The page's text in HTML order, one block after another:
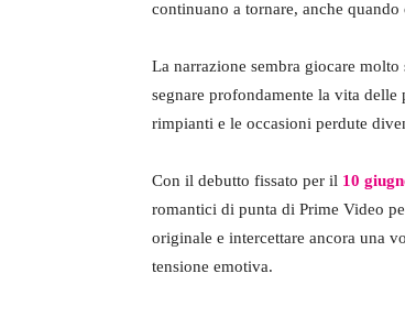
continuano a tornare, anche
La narrazione sembra giocare molto
segnare profondamente la vita delle
rimpianti e le occasioni perdute
Con il debutto fissato per il 10
romantici di punta di Prime Video
originale e intercettare ancora una
tensione emotiva.